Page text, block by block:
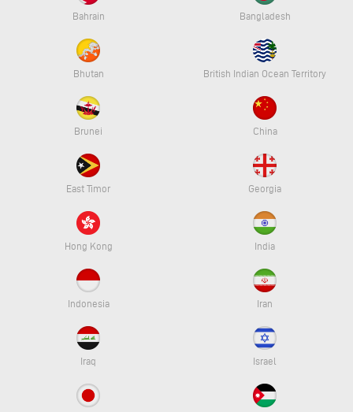
Bahrain Bangladesh
Bhutan British Indian Ocean Territory
Brunei China
East Timor Georgia
Hong Kong India
Indonesia Iran
Iraq Israel